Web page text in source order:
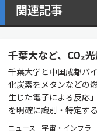
関連記事
千葉大など、CO₂
千葉大学と中国成都バ
化炭素をメタンなどの
生じた電子による反応
を明確に識別・特定す
ニュース 宇宙・インフラ